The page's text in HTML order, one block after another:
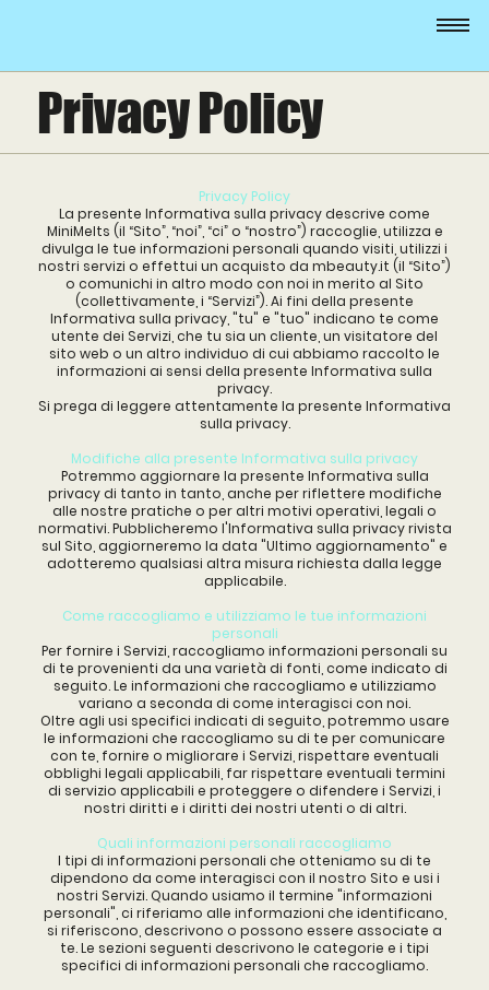
Privacy Policy
Privacy Policy
La presente Informativa sulla privacy descrive come
MiniMelts (il “Sito”, “noi”, “ci” o “nostro”) raccoglie, utilizza e
divulga le tue informazioni personali quando visiti, utilizzi i
nostri servizi o effettui un acquisto da mbeauty.it (il “Sito”)
o comunichi in altro modo con noi in merito al Sito
(collettivamente, i “Servizi”). Ai fini della presente
Informativa sulla privacy, "tu" e "tuo" indicano te come
utente dei Servizi, che tu sia un cliente, un visitatore del
sito web o un altro individuo di cui abbiamo raccolto le
informazioni ai sensi della presente Informativa sulla
privacy.
Si prega di leggere attentamente la presente Informativa
sulla privacy.
Modifiche alla presente Informativa sulla privacy
Potremmo aggiornare la presente Informativa sulla
privacy di tanto in tanto, anche per riflettere modifiche
alle nostre pratiche o per altri motivi operativi, legali o
normativi. Pubblicheremo l'Informativa sulla privacy rivista
sul Sito, aggiorneremo la data "Ultimo aggiornamento" e
adotteremo qualsiasi altra misura richiesta dalla legge
applicabile.
Come raccogliamo e utilizziamo le tue informazioni
personali
Per fornire i Servizi, raccogliamo informazioni personali su
di te provenienti da una varietà di fonti, come indicato di
seguito. Le informazioni che raccogliamo e utilizziamo
variano a seconda di come interagisci con noi.
Oltre agli usi specifici indicati di seguito, potremmo usare
le informazioni che raccogliamo su di te per comunicare
con te, fornire o migliorare i Servizi, rispettare eventuali
obblighi legali applicabili, far rispettare eventuali termini
di servizio applicabili e proteggere o difendere i Servizi, i
nostri diritti e i diritti dei nostri utenti o di altri.
Quali informazioni personali raccogliamo
I tipi di informazioni personali che otteniamo su di te
dipendono da come interagisci con il nostro Sito e usi i
nostri Servizi. Quando usiamo il termine "informazioni
personali", ci riferiamo alle informazioni che identificano,
si riferiscono, descrivono o possono essere associate a
te. Le sezioni seguenti descrivono le categorie e i tipi
specifici di informazioni personali che raccogliamo.